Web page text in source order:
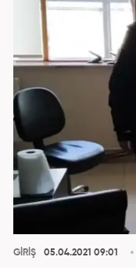
GİRİŞ 05.04.2021 09:01